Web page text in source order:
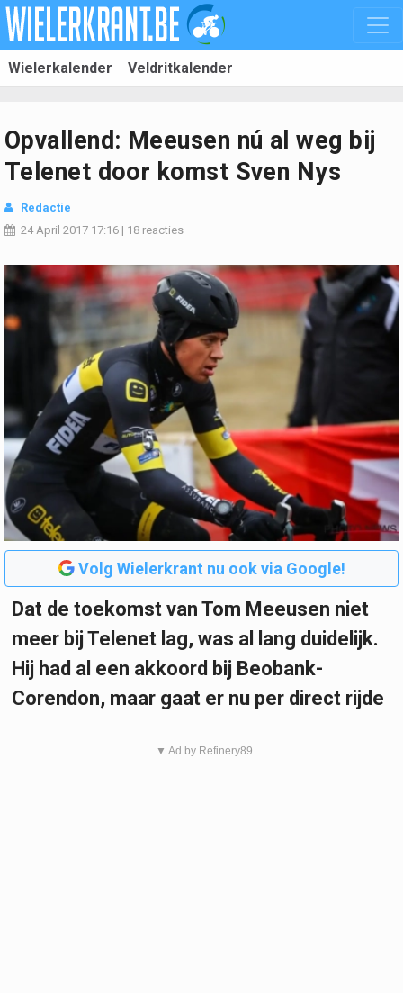
Wielerkalender Veldritkalender
Opvallend: Meeusen nú al weg bij
Telenet door komst Sven Nys
Redactie
24 April 2017 17:16 | 18 reacties
Volg Wielerkrant nu ook via Google!
Dat de toekomst van Tom Meeusen niet
meer bij Telenet lag, was al lang duidelijk.
Hij had al een akkoord bij Beobank-
Corendon, maar gaat er nu per direct rijde
▼ Ad by Refinery89